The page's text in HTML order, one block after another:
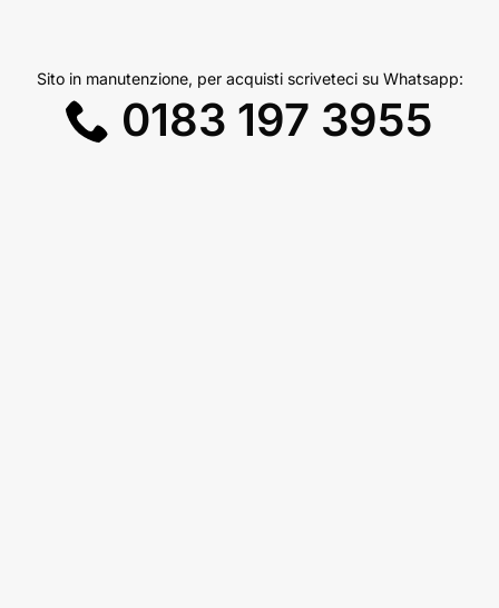
Sito in manutenzione, per acquisti scriveteci su Whatsapp:
0183 197 3955